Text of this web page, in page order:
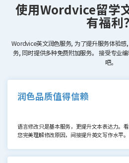
使用Wordvice留学
有福利？
Wordvice英文润色服务, 为了提升服务体验
务, 同时提供多种免费附加服务。 接受专业
吧。
润色品质值得信赖
语言修改只是基本服务，更提升文本表达力。
您完美理解修改原因，间接提升英文写作水平。